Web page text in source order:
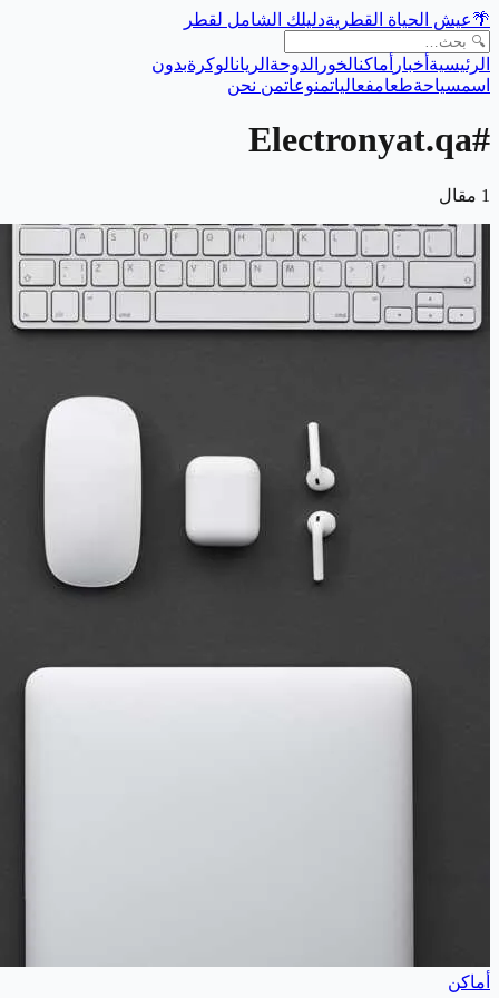
🌴عيش الحياة القطريةدليلك الشامل لقطر
الرئيسية أخبار أماكنالخور الدوحة الريانالوكرةبدون
اسمسياحةطعامفعالياتمنوعاتمن نحن
#
Electronyat.qa
1 مقال
أماكن